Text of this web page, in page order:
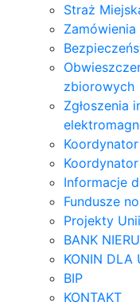
Straż
zbiorowych
Zgłoszenia
Informacje
Fundusze
Projekty
BANK
KONIN DLA
BIP
KONTAKT